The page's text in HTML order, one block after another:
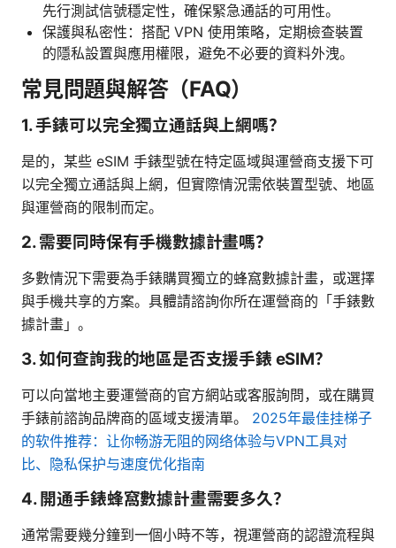
先行測試信號穩定性，確保緊急通話的可用性。
保護與私密性：搭配 VPN 使用策略，定期檢查裝置
的隱私設置與應用權限，避免不必要的資料外洩。
常見問題與解答（FAQ）
1. 手錶可以完全獨立通話與上網嗎？
是的，某些 eSIM 手錶型號在特定區域與運營商支援下可
以完全獨立通話與上網，但實際情況需依裝置型號、地區
與運營商的限制而定。
2. 需要同時保有手機數據計畫嗎？
多數情況下需要為手錶購買獨立的蜂窩數據計畫，或選擇
與手機共享的方案。具體請諮詢你所在運營商的「手錶數
據計畫」。
3. 如何查詢我的地區是否支援手錶 eSIM？
可以向當地主要運營商的官方網站或客服詢問，或在購買
手錶前諮詢品牌商的區域支援清單。 2025年最佳挂梯子
的软件推荐：让你畅游无阻的网络体验与VPN工具对
比、隐私保护与速度优化指南
4. 開通手錶蜂窩數據計畫需要多久？
通常需要幾分鐘到一個小時不等，視運營商的認證流程與